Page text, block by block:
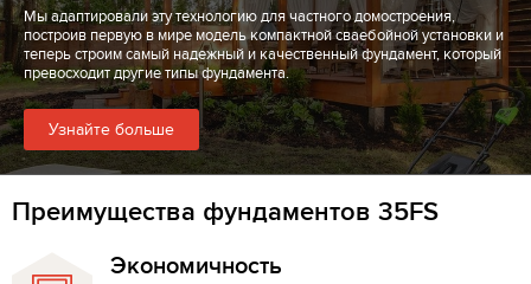
Мы адаптировали эту технологию для частного домостроения,
построив первую в мире модель компактной сваебойной установки и
теперь строим самый надежный и качественный фундамент, который
превосходит другие типы фундамента.
Узнайте больше
Преимущества фундаментов 35FS
Экономичность